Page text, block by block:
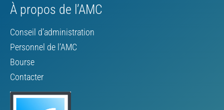
À propos de l’AMC
Conseil d’administration
Personnel de l’AMC
Bourse
Contacter